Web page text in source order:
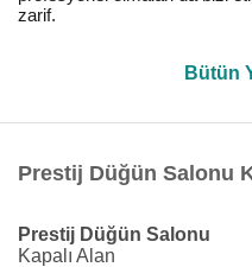
zarif.
Bütün
Prestij Düğün Salonu
Prestij Düğün Salonu
Kapalı Alan